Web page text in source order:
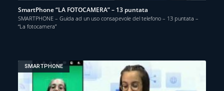
SmartPhone “LA FOTOCAMERA” – 13 puntata
SMARTPHONE – Guida ad un uso consapevole del telefono – 13 puntata –
“La fotocamera”
SMARTPHONE